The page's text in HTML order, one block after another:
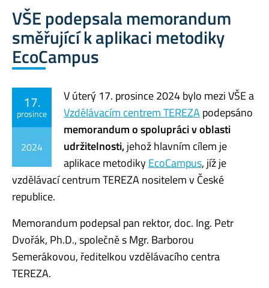
VŠE podepsala memorandum
směřující k aplikaci metodiky
EcoCampus
17.
prosince
2024
V úterý 17. prosince 2024 bylo mezi VŠE a
Vzdělávacím centrem TEREZApodepsáno
memorandum o spolupráci v oblasti
udržitelnosti,jehož hlavním cílem je
aplikace metodikyEcoCampus, jíž je
vzdělávací centrum TEREZA nositelem v České
republice.
Memorandum podepsal pan rektor, doc. Ing. Petr
Dvořák, Ph.D., společně s Mgr. Barborou
Semerákovou, ředitelkou vzdělávacího centra
TEREZA.